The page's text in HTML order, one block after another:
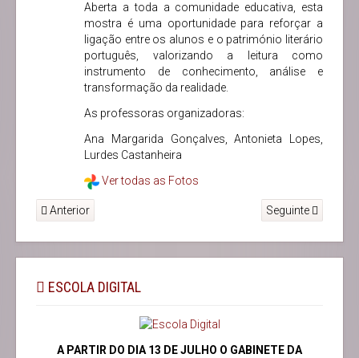
Aberta a toda a comunidade educativa, esta
mostra é uma oportunidade para reforçar a
ligação entre os alunos e o património literário
português, valorizando a leitura como
instrumento de conhecimento, análise e
transformação da realidade.
As professoras organizadoras:
Ana Margarida Gonçalves, Antonieta Lopes,
Lurdes Castanheira
Ver todas as Fotos
Anterior Seguinte
ESCOLA DIGITAL
A PARTIR DO DIA 13 DE JULHO O GABINETE DA